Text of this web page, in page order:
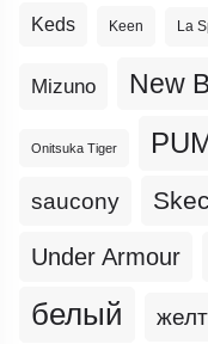
Keds Keen La
Mizuno New
Onitsuka Tiger
saucony
Under Armour
белый